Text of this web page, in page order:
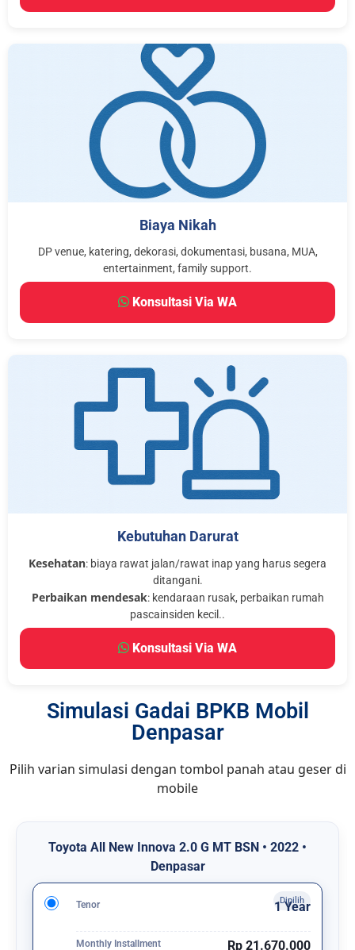
Biaya Nikah
DP venue, katering, dekorasi, dokumentasi, busana, MUA,
entertainment, family support.
Konsultasi Via WA
Kebutuhan Darurat
Kesehatan: biaya rawat jalan/rawat inap yang harus segera
ditangani.
Perbaikan mendesak: kendaraan rusak, perbaikan rumah
pascainsiden kecil..
Konsultasi Via WA
Simulasi Gadai BPKB Mobil
Denpasar
Pilih varian simulasi dengan tombol panah atau geser di
mobile
Toyota All New Innova 2.0 G MT BSN • 2022 •
Denpasar
Tenor 1 Year
Monthly Installment Rp 21.670.000